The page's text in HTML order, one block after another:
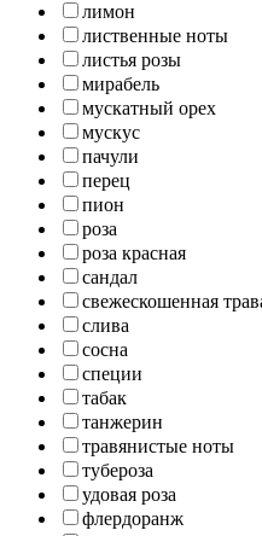
лимон
лиственные ноты
листья розы
мирабель
мускатный орех
мускус
пачули
перец
пион
роза
роза красная
сандал
свежескошенная
слива
сосна
специи
табак
танжерин
травянистые ноты
тубероза
удовая роза
флердоранж